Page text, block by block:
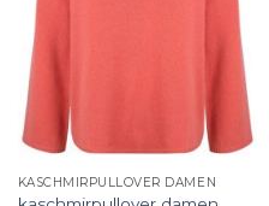
KASCHMIRPULLOVER DAMEN